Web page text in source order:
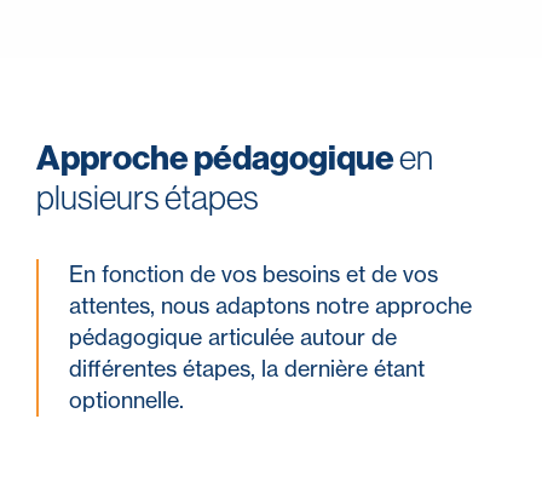
Approche pédagogiqueen
plusieurs étapes
En fonction de vos besoins et de vos
attentes, nous adaptons notre approche
pédagogique articulée autour de
différentes étapes, la dernière étant
optionnelle.